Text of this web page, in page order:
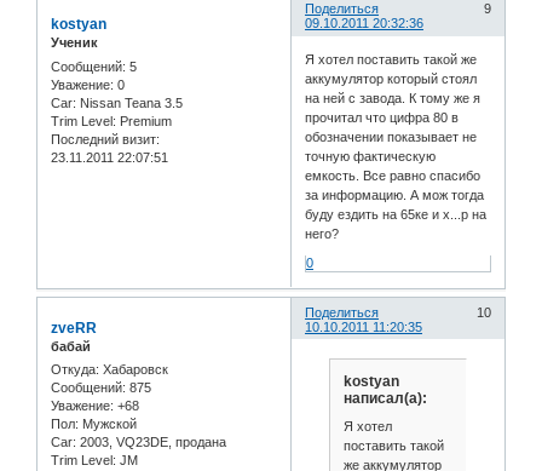
Поделиться
9
09.10.2011 20:32:36
kostyan
Ученик
Сообщений: 5
Уважение: 0
Car: Nissan Teana 3.5
Trim Level: Premium
Последний визит:
23.11.2011 22:07:51
Я хотел поставить такой же
аккумулятор который стоял
на ней с завода. К тому же я
прочитал что цифра 80 в
обозначении показывает не
точную фактическую
емкость. Все равно спасибо
за информацию. А мож тогда
буду ездить на 65ке и х...р на
него?
0
Поделиться
10
10.10.2011 11:20:35
zveRR
бабай
Откуда: Хабаровск
Сообщений: 875
Уважение: +68
Пол: Мужской
Car: 2003, VQ23DE, продана
Trim Level: JM
kostyan
написал(а):
Я хотел
поставить такой
же аккумулятор